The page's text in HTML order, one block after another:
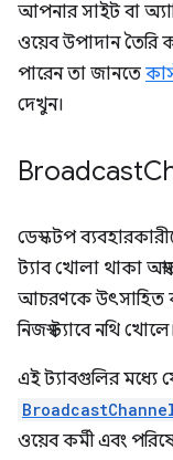
আপনার সাইট বা
ওয়েব উপাদান তৈরি
পারেন তা জানতে
দেখুন।
Broadcast
ডেস্কটপ
ট্যাব খোলা থাকা
আচরণকে উৎসাহিত
নিজস্ব ট্যাবে নথি
এই ট্যাবগুলির মধ্যে
ওয়েব কর্মী এবং